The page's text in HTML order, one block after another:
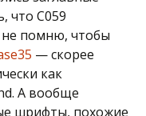
что C059
не помню, чтобы
— скорее
как
А вообще
шрифты, похожие